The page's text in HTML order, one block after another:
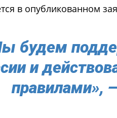
в опубликованном
будем
и
правилами»,